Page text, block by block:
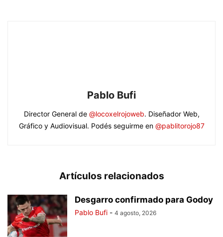
Pablo Bufi
Director General de @locoxelrojoweb. Diseñador Web,
Gráfico y Audiovisual. Podés seguirme en @pablitorojo87
Artículos relacionados
Desgarro confirmado para Godoy
Pablo Bufi - 4 agosto, 2026